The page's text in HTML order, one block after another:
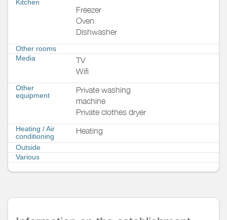
Kitchen
Freezer
Oven
Dishwasher
Other rooms
Media
TV
Wifi
Other
equipment
Private washing
machine
Private clothes dryer
Heating / Air
conditioning
Heating
Outside
Various